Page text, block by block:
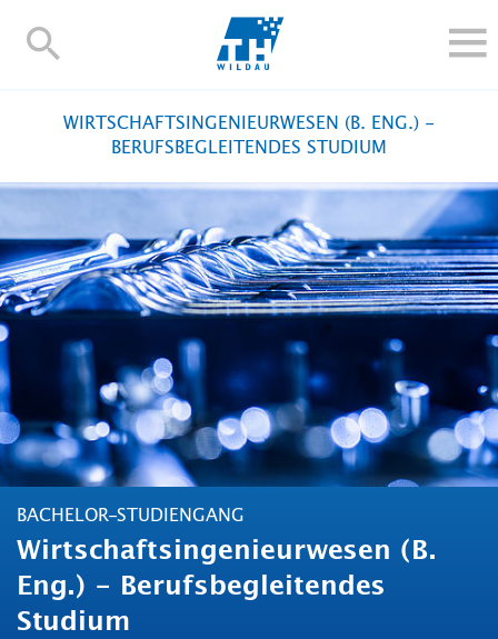
TH-
IM STUDIUM
FORSCHUNG UND TRANSFER
HOCHSCHULE
INTERNATIONAL
Blogs Kontakt und Anfahrt Webmail Moodle
TH Online-Portal Personensuche English
WIRTSCHAFTSINGENIEURWESEN (B. ENG.) -
BERUFSBEGLEITENDES STUDIUM
BACHELOR-STUDIENGANG
Wirtschaftsingenieurwesen (B.
Eng.) - Berufsbegleitendes
Studium